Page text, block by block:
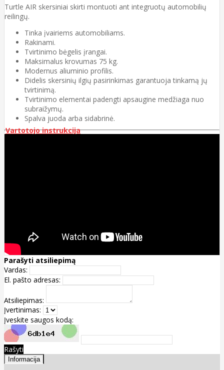
Turtle AIR skersiniai skirti montuoti ant integruotų automobilių
reilingų.
Tinka įvairiems automobiliams.
Rakinami.
Tvirtinimo bėgelis įrangai.
Maksimalus krovumas 75 kg.
Modernus aliuminio profilis.
Didelis skersinių ilgių pasirinkimas garantuoja tinkamą jų
tvirtinimą.
Tvirtinimo elementai padengti apsaugine medžiaga nuo
subraižymų.
Spalva juoda arba sidabrinė.
Vartotojo instrukcija
Parašyti atsiliepimą
Vardas:
El. pašto adresas:
Atsiliepimas:
Įvertinimas:
Įveskite saugos kodą:
Rašyti
Informacija